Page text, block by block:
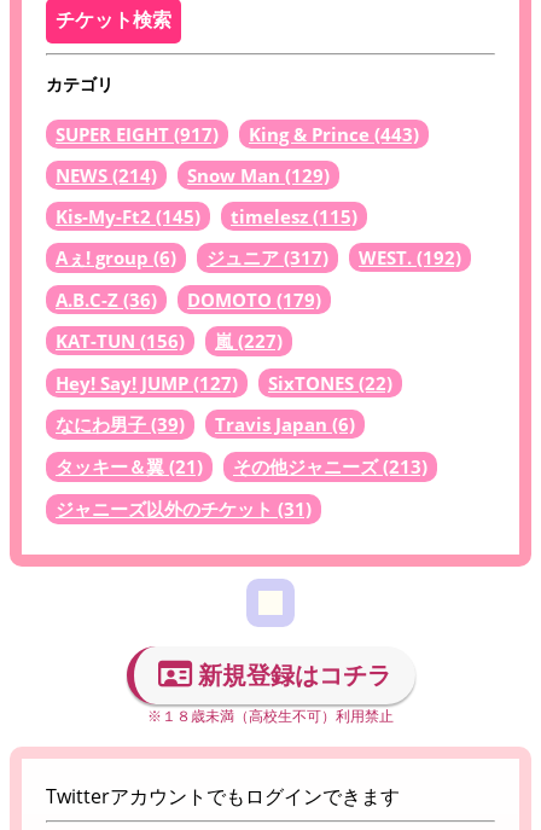
カテゴリ
SUPER EIGHT (917) King & Prince (443)
NEWS (214) Snow Man (129)
Kis-My-Ft2 (145) timelesz (115)
Aぇ! group (6) ジュニア (317) WEST. (192)
A.B.C-Z (36) DOMOTO (179)
KAT-TUN (156) 嵐 (227)
Hey! Say! JUMP (127) SixTONES (22)
なにわ男子 (39) Travis Japan (6)
タッキー＆翼 (21) その他ジャニーズ(213)
ジャニーズ以外のチケット (31)
新規登録はコチラ
※１８歳未満（高校生不可）利用禁止
Twitterアカウントでもログインできます